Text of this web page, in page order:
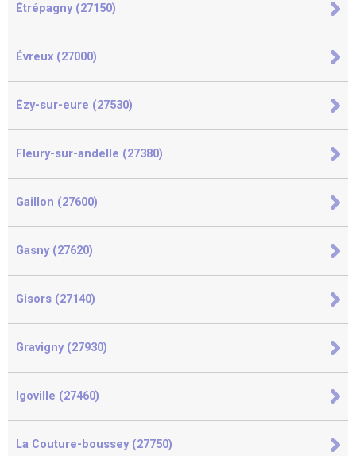
Étrépagny (27150)
Évreux (27000)
Ézy-sur-eure (27530)
Fleury-sur-andelle (27380)
Gaillon (27600)
Gasny (27620)
Gisors (27140)
Gravigny (27930)
Igoville (27460)
La Couture-boussey (27750)